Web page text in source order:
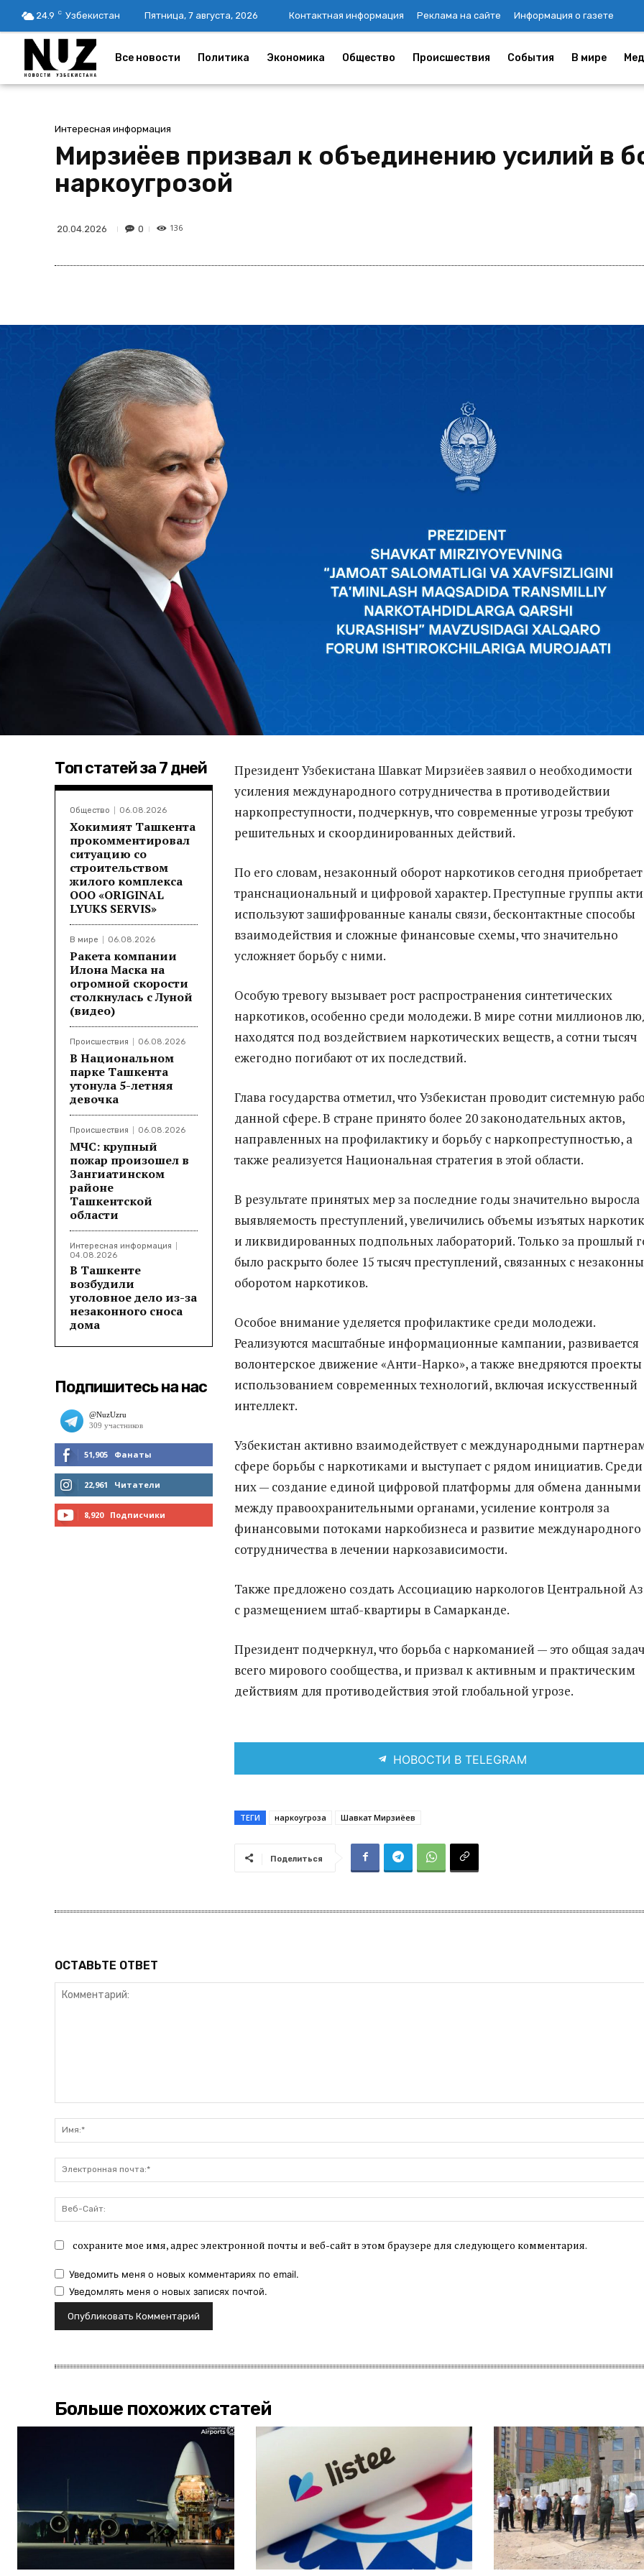
24.9 C Узбекистан Пятница, 7 августа, 2026 Контактная информация Реклама на сайте Информация о газете
Все новости Политика Экономика Общество Происшествия События В мире
Интересная информация
Мирзиёев призвал к объединению усилий в
наркоугрозой
20.04.2026 0 136
Топ статей за 7 дней
Общество 06.08.2026
Хокимият Ташкента
прокомментировал
ситуацию со
строительством
жилого комплекса
ООО «ORIGINAL
LYUKS SERVIS»
В мире 06.08.2026
Ракета компании
Илона Маска на
огромной скорости
столкнулась с Луной
(видео)
Происшествия 06.08.2026
В Национальном
парке Ташкента
утонула 5-летняя
девочка
Происшествия 06.08.2026
МЧС: крупный
пожар произошел в
Зангиатинском
районе
Ташкентской
области
Интересная информация
04.08.2026
В Ташкенте
возбудили
уголовное дело из-за
незаконного сноса
дома
Подпишитесь на нас
51,905 Фанаты
МНЕ НРАВИТСЯ
22,961 Читатели
8,920 Подписчики
Президент Узбекистана Шавкат Мирзиёев заявил о необходимости
усиления международного сотрудничества в противодействии
наркопреступности, подчеркнув, что современные угрозы требуют
решительных и скоординированных действий.
По его словам, незаконный оборот наркотиков сегодня приобретает
транснациональный и цифровой характер. Преступные группы
используют зашифрованные каналы связи, бесконтактные способы
взаимодействия и сложные финансовые схемы, что значительно
усложняет борьбу с ними.
Особую тревогу вызывает рост распространения синтетических
наркотиков, особенно среди молодежи. В мире сотни миллионов
находятся под воздействием наркотических веществ, а сотни тысяч
ежегодно погибают от их последствий.
Глава государства отметил, что Узбекистан проводит системную
данной сфере. В стране принято более 20 законодательных актов,
направленных на профилактику и борьбу с наркопреступностью, а
также реализуется Национальная стратегия в этой области.
В результате принятых мер за последние годы значительно выросла
выявляемость преступлений, увеличились объемы изъятых
и ликвидированных подпольных лабораторий. Только за прошлый
было раскрыто более 15 тысяч преступлений, связанных с
оборотом наркотиков.
Особое внимание уделяется профилактике среди молодежи.
Реализуются масштабные информационные кампании, развивается
волонтерское движение «Анти-Нарко», а также внедряются проекты
использованием современных технологий, включая искусственный
интеллект.
Узбекистан активно взаимодействует с международными
сфере борьбы с наркотиками и выступает с рядом инициатив. Среди
них — создание единой цифровой платформы для обмена данными
между правоохранительными органами, усиление контроля за
финансовыми потоками наркобизнеса и развитие международного
сотрудничества в лечении наркозависимости.
Также предложено создать Ассоциацию наркологов Центральной
с размещением штаб-квартиры в Самарканде.
Президент подчеркнул, что борьба с наркоманией — это общая
всего мирового сообщества, и призвал к активным и практическим
действиям для противодействия этой глобальной угрозе.
НОВОСТИ В TELEGRAM
ТЕГИ наркоугроза Шавкат Мирзиёев
Поделиться
ОСТАВЬТЕ ОТВЕТ
сохраните мое имя, адрес электронной почты и веб-сайт в этом браузере для следующего комментария.
Уведомить меня о новых комментариях по email.
Уведомлять меня о новых записях почтой.
Больше похожих статей